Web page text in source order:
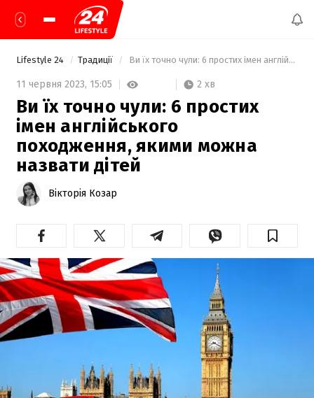
Lifestyle 24 Традиції Ви їх точно чули: 6 простих імен англійського походження, якими можна назвати дітей
11 червня 2023, 15:05 2 хв
Ви їх точно чули: 6 простих
імен англійського
походження, якими можна
назвати дітей
Вікторія Козар